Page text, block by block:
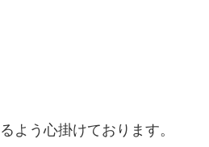
よう心掛けております。